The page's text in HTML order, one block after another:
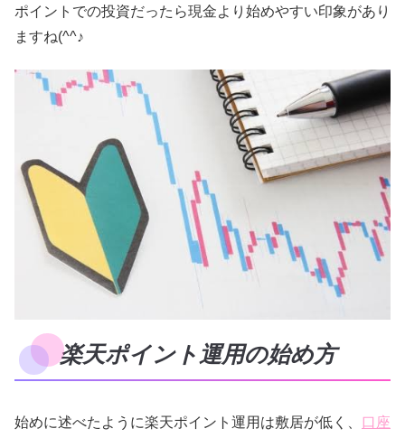
ポイントでの投資だったら現金より始めやすい印象があり
ますね(^^♪
楽天ポイント運用の始め方
始めに述べたように楽天ポイント運用は敷居が低く、
口座